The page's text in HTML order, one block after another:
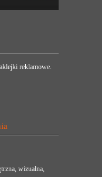
reklamowe.
wizualna,